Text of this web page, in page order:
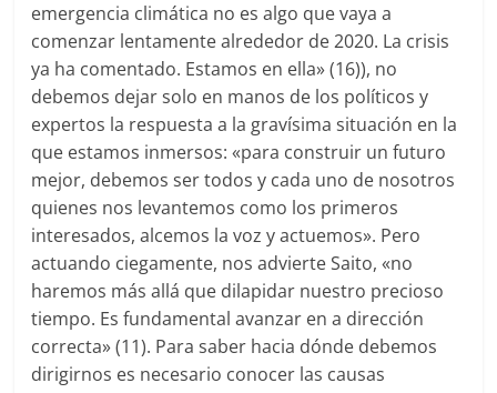
emergencia climática no es algo que vaya a
comenzar lentamente alrededor de 2020. La crisis
ya ha comentado. Estamos en ella» (16)), no
debemos dejar solo en manos de los políticos y
expertos la respuesta a la gravísima situación en la
que estamos inmersos: «para construir un futuro
mejor, debemos ser todos y cada uno de nosotros
quienes nos levantemos como los primeros
interesados, alcemos la voz y actuemos». Pero
actuando ciegamente, nos advierte Saito, «no
haremos más allá que dilapidar nuestro precioso
tiempo. Es fundamental avanzar en a dirección
correcta» (11). Para saber hacia dónde debemos
dirigirnos es necesario conocer las causas